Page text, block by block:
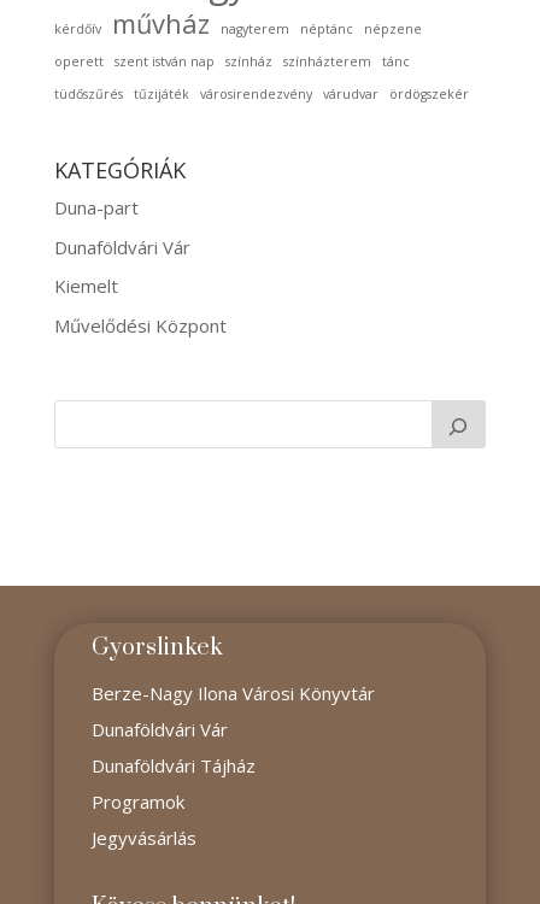
kérdőív művház nagyterem néptánc
népzene
operett
szent istván nap színház színházterem
tánc
tüdőszűrés
tűzijáték városirendezvény várudvar ördögszekér
KATEGÓRIÁK
Duna-part
Dunaföldvári Vár
Kiemelt
Művelődési Központ
Gyorslinkek
Berze-Nagy Ilona Városi Könyvtár
Dunaföldvári Vár
Dunaföldvári Tájház
Programok
Jegyvásárlás